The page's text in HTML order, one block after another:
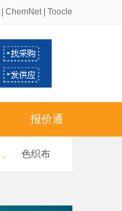
ChemNet| Toocle
报价通
色织布